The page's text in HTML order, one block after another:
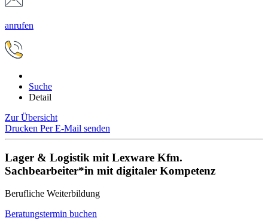
anrufen
Suche
Detail
Zur Übersicht
Drucken Per E-Mail senden
Lager & Logistik mit Lexware Kfm.
Sachbearbeiter*in mit digitaler Kompetenz
Berufliche Weiterbildung
Beratungstermin buchen